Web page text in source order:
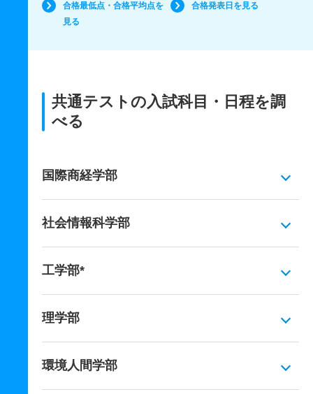
合格最低点・合格平均点を
見る
合格発表日を見る
共通テストの入試科目・日程を調
べる
国際商経学部
社会情報科学部
工学部*
理学部
環境人間学部